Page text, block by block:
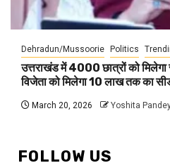
Dehradun/Mussoorie Politics
उत्तराखंड में 4000 छात्रों को
विजेता को मिलेगा 10 लाख तक का
March 20, 2026 Yoshita
FOLLOW US